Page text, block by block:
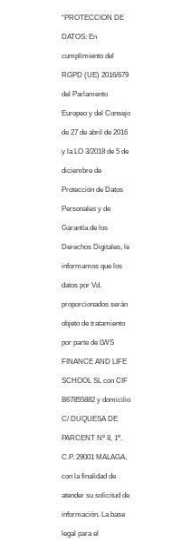
“PROTECCION DE
DATOS: En
cumplimiento del
RGPD (UE) 2016/679
del Parlamento
Europeo y del Consejo
de 27 de abril de 2016
y la LO 3/2018 de 5 de
diciembre de
Protección de Datos
Personales y de
Garantía de los
Derechos Digitales, le
informamos que los
datos por Vd.
proporcionados serán
objeto de tratamiento
por parte de LWS
FINANCE AND LIFE
SCHOOL SL con CIF
B67855882 y domicilio
C/ DUQUESA DE
PARCENT Nº 8, 1º,
C.P. 29001 MALAGA,
con la finalidad de
atender su solicitud de
información. La base
legal para el